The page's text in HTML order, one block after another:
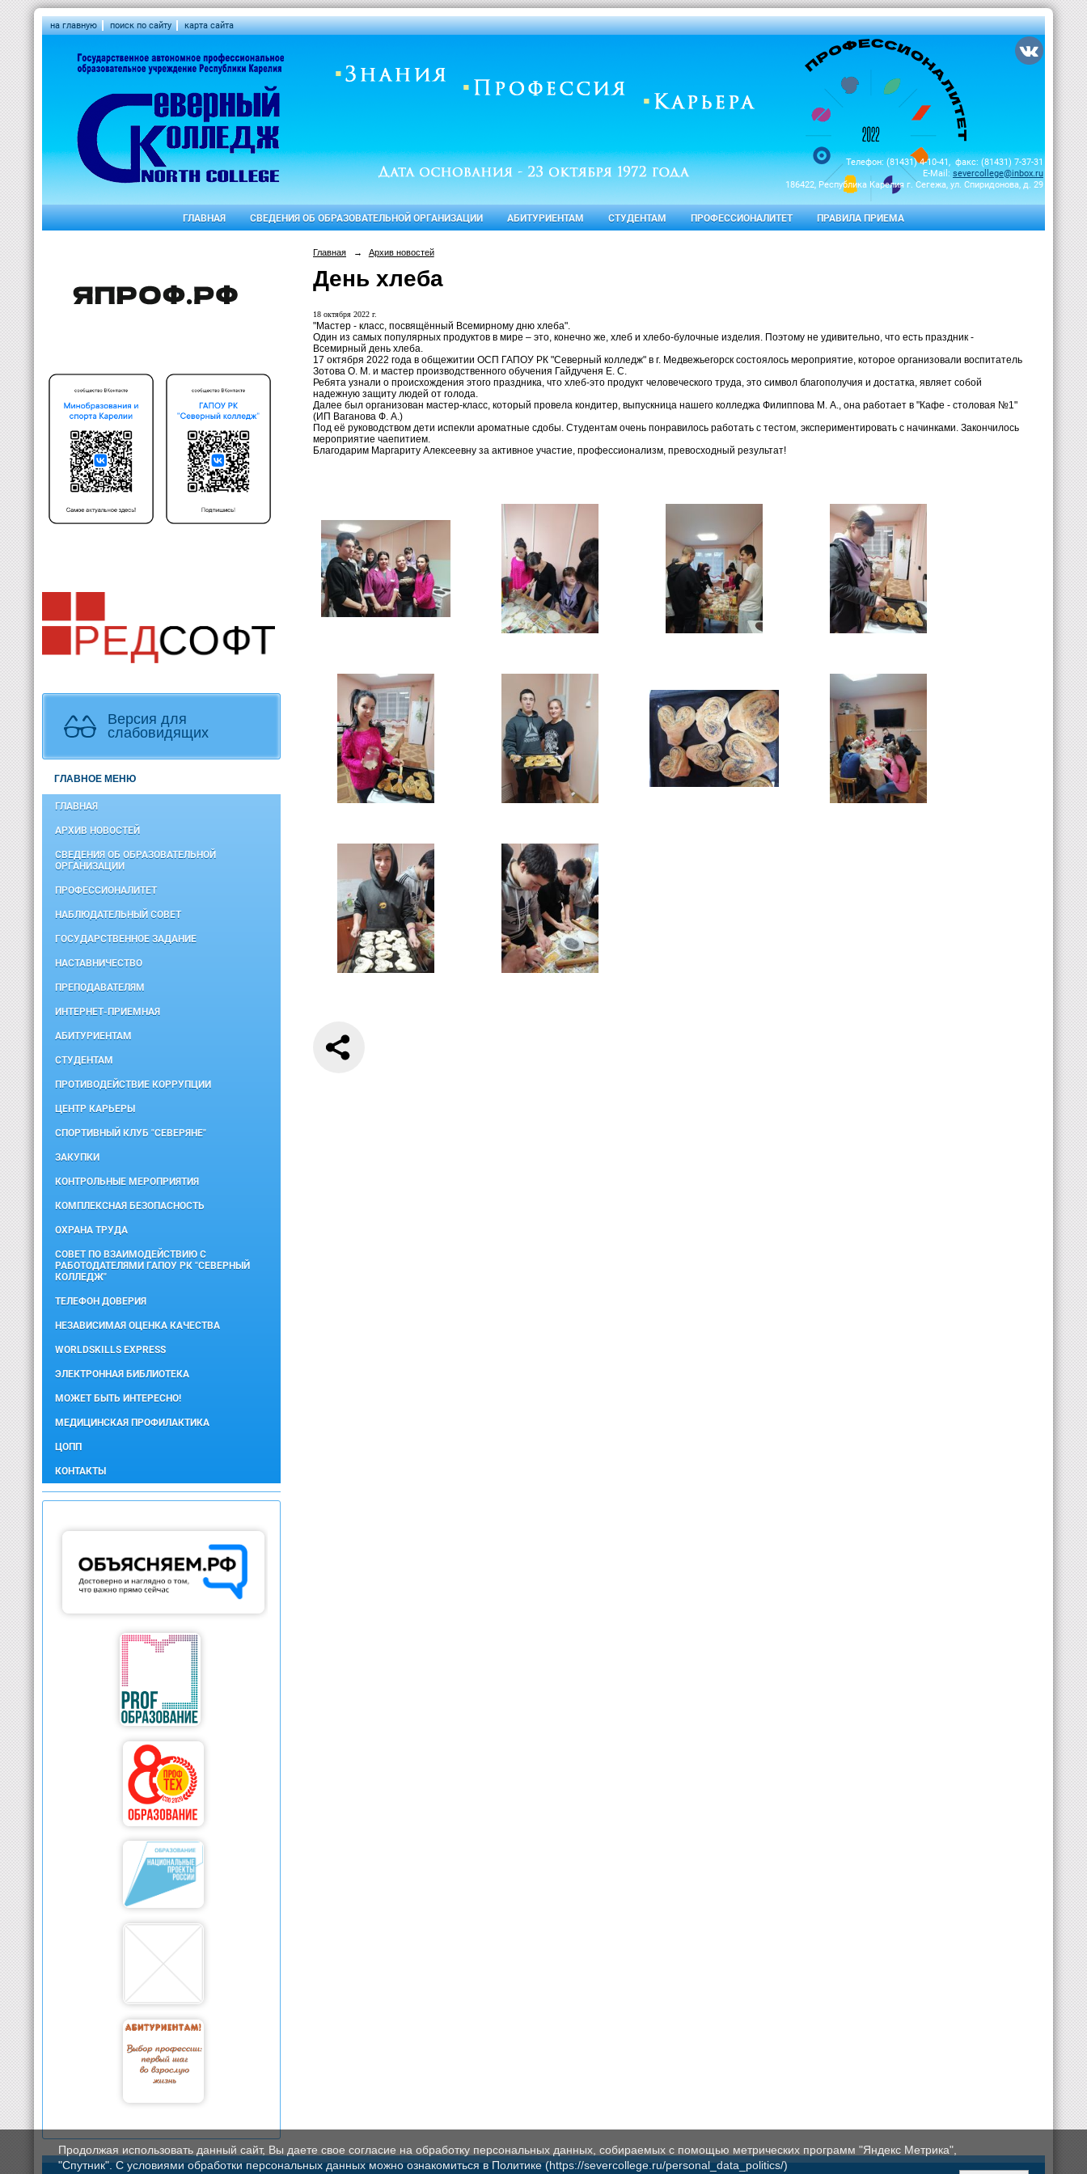
на главную поиск по сайту карта сайта
Телефон: (81431) 4-10-41, факс: (81431) 7-37-31
E-Mail: severcollege@inbox.ru
186422, Республика Карелия г. Сегежа, ул. Спиридонова, д. 29
ГЛАВНАЯ СВЕДЕНИЯ ОБ ОБРАЗОВАТЕЛЬНОЙ ОРГАНИЗАЦИИ АБИТУРИЕНТАМ СТУДЕНТАМ ПРОФЕССИОНАЛИТЕТ ПРАВИЛА ПРИЕМА
Версия для
слабовидящих
ГЛАВНОЕ МЕНЮ
ГЛАВНАЯ
АРХИВ НОВОСТЕЙ
СВЕДЕНИЯ ОБ ОБРАЗОВАТЕЛЬНОЙ
ОРГАНИЗАЦИИ
ПРОФЕССИОНАЛИТЕТ
НАБЛЮДАТЕЛЬНЫЙ СОВЕТ
ГОСУДАРСТВЕННОЕ ЗАДАНИЕ
НАСТАВНИЧЕСТВО
ПРЕПОДАВАТЕЛЯМ
ИНТЕРНЕТ-ПРИЕМНАЯ
АБИТУРИЕНТАМ
СТУДЕНТАМ
ПРОТИВОДЕЙСТВИЕ КОРРУПЦИИ
ЦЕНТР КАРЬЕРЫ
СПОРТИВНЫЙ КЛУБ "СЕВЕРЯНЕ"
ЗАКУПКИ
КОНТРОЛЬНЫЕ МЕРОПРИЯТИЯ
КОМПЛЕКСНАЯ БЕЗОПАСНОСТЬ
ОХРАНА ТРУДА
СОВЕТ ПО ВЗАИМОДЕЙСТВИЮ С
РАБОТОДАТЕЛЯМИ ГАПОУ РК "СЕВЕРНЫЙ
КОЛЛЕДЖ"
ТЕЛЕФОН ДОВЕРИЯ
НЕЗАВИСИМАЯ ОЦЕНКА КАЧЕСТВА
WORLDSKILLS EXPRESS
ЭЛЕКТРОННАЯ БИБЛИОТЕКА
МОЖЕТ БЫТЬ ИНТЕРЕСНО!
МЕДИЦИНСКАЯ ПРОФИЛАКТИКА
ЦОПП
КОНТАКТЫ
Главная → Архив новостей
День хлеба
18 октября 2022 г.
"Мастер - класс, посвящённый Всемирному дню хлеба".
Один из самых популярных продуктов в мире – это, конечно же, хлеб и хлебо-булочные изделия. Поэтому не удивительно, что есть праздник -
Всемирный день хлеба.
17 октября 2022 года в общежитии ОСП ГАПОУ РК "Северный колледж" в г. Медвежьегорск состоялось мероприятие, которое организовали воспитатель
Зотова О. М. и мастер производственного обучения Гайдученя Е. С.
Ребята узнали о происхождения этого праздника, что хлеб-это продукт человеческого труда, это символ благополучия и достатка, являет собой
надежную защиту людей от голода.
Далее был организован мастер-класс, который провела кондитер, выпускница нашего колледжа Филиппова М. А., она работает в "Кафе - столовая №1"
(ИП Ваганова Ф. А.)
Под её руководством дети испекли ароматные сдобы. Студентам очень понравилось работать с тестом, экспериментировать с начинками. Закончилось
мероприятие чаепитием.
Благодарим Маргариту Алексеевну за активное участие, профессионализм, превосходный результат!
Продолжая использовать данный сайт, Вы даете свое согласие на обработку персональных данных, собираемых с помощью метрических программ "Яндекс Метрика",
"Спутник". С условиями обработки персональных данных можно ознакомиться в Политике (https://severcollege.ru/personal_data_politics/)